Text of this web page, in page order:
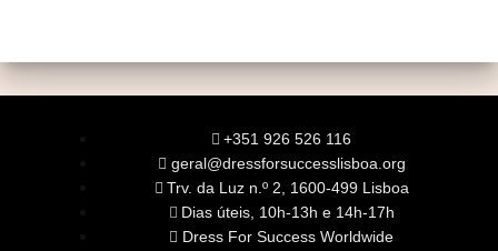
+351 926 526 116
geral@dressforsuccesslisboa.org
Trv. da Luz n.º 2, 1600-499 Lisboa
Dias úteis, 10h-13h e 14h-17h
Dress For Success Worldwide